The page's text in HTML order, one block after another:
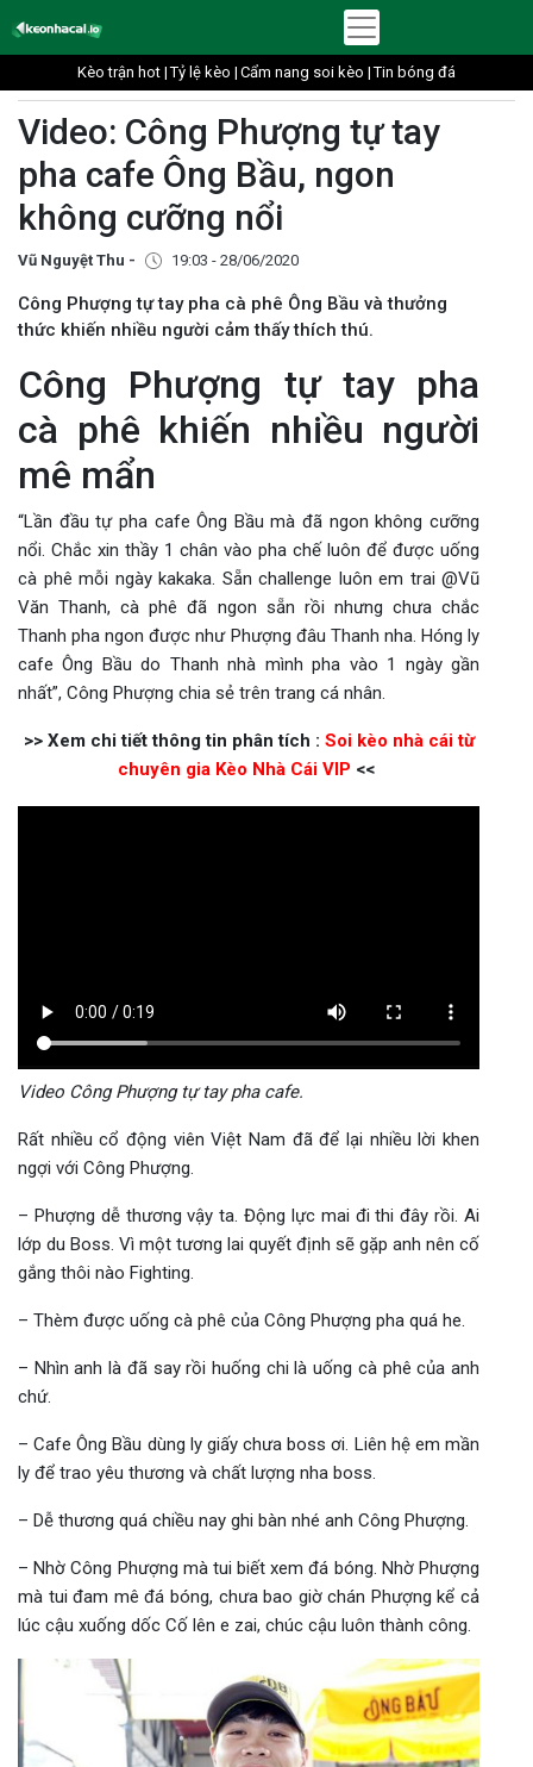
Kèo trận hot | Tỷ lệ kèo | Cẩm nang soi kèo | Tin bóng đá
Video: Công Phượng tự tay
pha cafe Ông Bầu, ngon
không cưỡng nổi
Vũ Nguyệt Thu - 19:03 - 28/06/2020
Công Phượng tự tay pha cà phê Ông Bầu và thưởng
thức khiến nhiều người cảm thấy thích thú.
Công Phượng tự tay pha
cà phê khiến nhiều người
mê mẩn
“Lần đầu tự pha cafe Ông Bầu mà đã ngon không cưỡng
nổi. Chắc xin thầy 1 chân vào pha chế luôn để được uống
cà phê mỗi ngày kakaka. Sẵn challenge luôn em trai @Vũ
Văn Thanh, cà phê đã ngon sẵn rồi nhưng chưa chắc
Thanh pha ngon được như Phượng đâu Thanh nha. Hóng ly
cafe Ông Bầu do Thanh nhà mình pha vào 1 ngày gần
nhất”, Công Phượng chia sẻ trên trang cá nhân.
>> Xem chi tiết thông tin phân tích : Soi kèo nhà cái từ
chuyên gia Kèo Nhà Cái VIP <<
Video Công Phượng tự tay pha cafe.
Rất nhiều cổ động viên Việt Nam đã để lại nhiều lời khen
ngợi với Công Phượng.
– Phượng dễ thương vậy ta. Động lực mai đi thi đây rồi. Ai
lớp du Boss. Vì một tương lai quyết định sẽ gặp anh nên cố
gắng thôi nào Fighting.
– Thèm được uống cà phê của Công Phượng pha quá he.
– Nhìn anh là đã say rồi huống chi là uống cà phê của anh
chứ.
– Cafe Ông Bầu dùng ly giấy chưa boss ơi. Liên hệ em mần
ly để trao yêu thương và chất lượng nha boss.
– Dễ thương quá chiều nay ghi bàn nhé anh Công Phượng.
– Nhờ Công Phượng mà tui biết xem đá bóng. Nhờ Phượng
mà tui đam mê đá bóng, chưa bao giờ chán Phượng kể cả
lúc cậu xuống dốc Cố lên e zai, chúc cậu luôn thành công.